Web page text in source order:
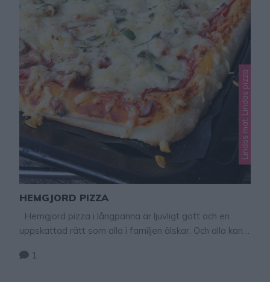
Lindas mat, Lindas pizza
HEMGJORD PIZZA
Hemgjord pizza i långpanna är ljuvligt gott och en
uppskattad rätt som alla i familjen älskar. Och alla kan
Gör hemgjord calzone – klicka här för recept! Hemgjord
1